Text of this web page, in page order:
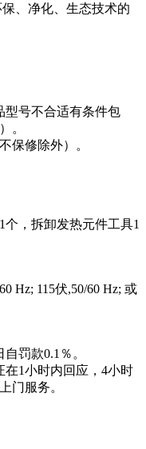
、净化、生态技术的
型号不合适有条件包
。
保修除外）。
，拆卸发热元件工具1
Hz; 115伏,50/60 Hz; 或
罚款0.1％。
在1小时内回应，4小时
门服务。